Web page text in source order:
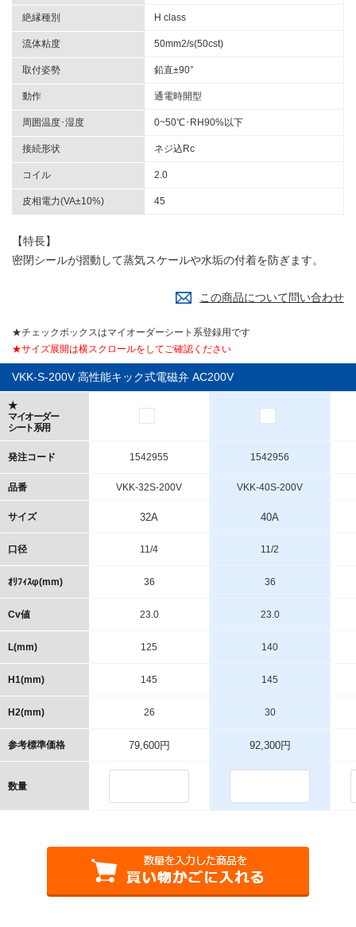
絶縁種別 H class
流体粘度 50mm2/s(50cst)
取付姿勢 鉛直±90°
動作 通電時開型
周囲温度･湿度 0~50℃･RH90%以下
接続形状 ネジ込Rc
コイル 2.0
皮相電力(VA±10%) 45
【特長】
密閉シールが摺動して蒸気スケールや水垢の付着を防ぎます。
この商品について問い合わせ
★チェックボックスはマイオーダーシート系登録用です
★サイズ展開は横スクロールをしてご確認ください
VKK-S-200V 高性能キック式電磁弁 AC200V
★
マイオーダー
シート系用
発注コード
品番
サイズ
口径
ｵﾘﾌｨｽφ(mm)
Cv値
L(mm)
H1(mm)
H2(mm)
参考標準価格
数量
1542955
VKK-32S-200V
32A
11/4
36
23.0
125
145
26
79,600円
1542956
VKK-40S-200V
40A
11/2
36
23.0
140
145
30
92,300円